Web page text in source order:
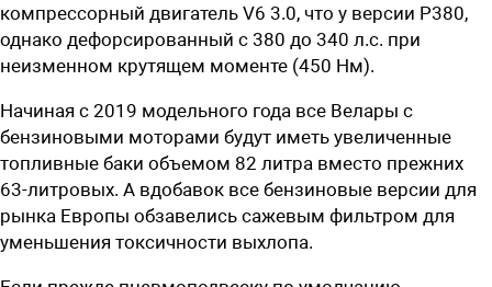
компрессорный двигатель V6 3.0, что у версии P380,
однако дефорсированный с 380 до 340 л.с. при
неизменном крутящем моменте (450 Нм).
Начиная с 2019 модельного года все Велары с
бензиновыми моторами будут иметь увеличенные
топливные баки объемом 82 литра вместо прежних
63-литровых. А вдобавок все бензиновые версии для
рынка Европы обзавелись сажевым фильтром для
уменьшения токсичности выхлопа.